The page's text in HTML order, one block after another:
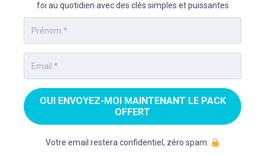
foi au quotidien avec des clés simples et puissantes
OUI ENVOYEZ-MOI MAINTENANT LE PACK
OFFERT
Votre email restera confidentiel, zéro spam.